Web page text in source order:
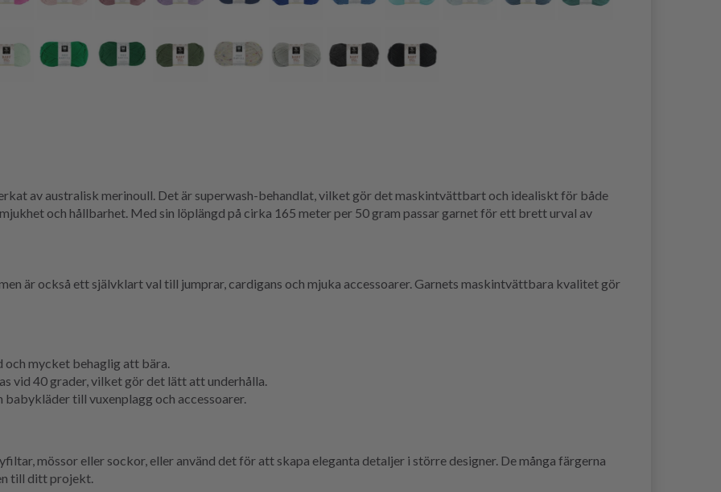
av australisk merinoull. Det är superwash-behandlat, vilket gör det maskintvättbart och idealiskt för både
och hållbarhet. Med sin löplängd på cirka 165 meter per 50 gram passar garnet för ett brett urval av
är också ett självklart val till jumprar, cardigans och mjuka accessoarer. Garnets maskintvättbara kvalitet gör
och mycket behaglig att bära.
vid 40 grader, vilket gör det lätt att underhålla.
till vuxenplagg och accessoarer.
mössor eller sockor, eller använd det för att skapa eleganta detaljer i större designer. De många färgerna
till ditt projekt.